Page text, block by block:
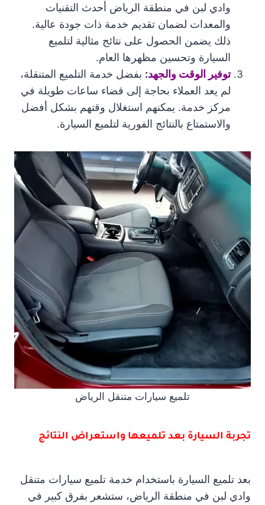
وادي لبن في منطقة الرياض أحدث التقنيات
والمعدات لضمان تقديم خدمة ذات جودة عالية.
ذلك يضمن الحصول على نتائج مثالية لتلميع
السيارة وتحسين مظهرها العام.
توفير الوقت والجهد: بفضل خدمة التلميع المتنقلة،
لم يعد العملاء بحاجة إلى قضاء ساعات طويلة في
مركز خدمة. يمكنهم استغلال وقتهم بشكل أفضل
والاستمتاع بالنتائج الفورية لتلميع السيارة.
تلميع سيارات متنقل الرياض
تجربة السيارة بعد تلميعها واستعراض النتائج
بعد تلميع السيارة باستخدام خدمة تلميع سيارات متنقل
وادي لبن في منطقة الرياض، ستشعر بفرق كبير في